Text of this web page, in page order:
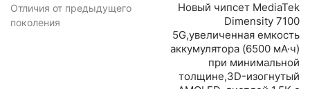
Отличия от предыдущего
поколения
Новый чипсет MediaTek
Dimensity 7100
5G,увеличенная емкость
аккумулятора (6500 мА·ч)
при минимальной
толщине,3D-изогнутый